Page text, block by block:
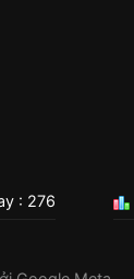
: 276